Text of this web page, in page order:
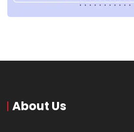
About Us